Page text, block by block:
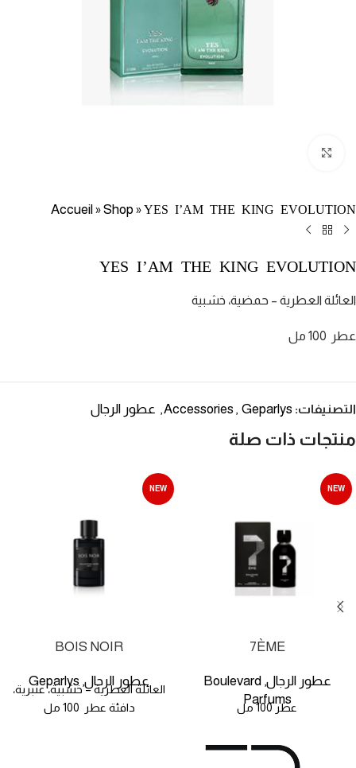
Accueil »Shop»YES I’AM THE KING EVOLUTION
YES I’AM THE KING EVOLUTION
العائلة العطرية – حمضية، خشبية
عطر 100 مل
التصنيفات: Accessories , Geparlys
, عطور الرجال
منتجات ذات صلة
NEW
7ÈME
عطور الرجال,
Boulevard
Parfums
عطر 100 مل
NEW
BOIS NOIR
عطور الرجال,
Geparlys
العائلة العطرية – خشبية، عنبرية،
دافئة عطر 100 مل